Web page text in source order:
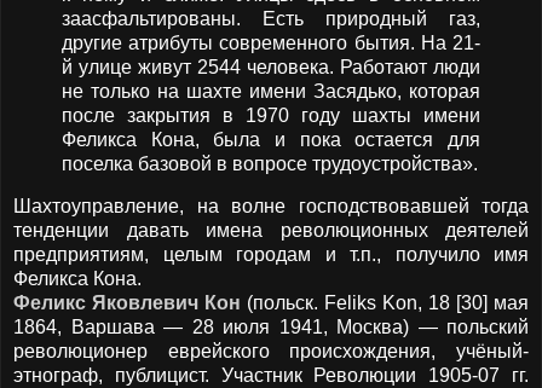
заасфальтированы. Есть природный газ,
другие атрибуты современного бытия. На 21-
й улице живут 2544 человека. Работают люди
не только на шахте имени Засядько, которая
после закрытия в 1970 году шахты имени
Феликса Кона, была и пока остается для
поселка базовой в вопросе трудоустройства».
Шахтоуправление, на волне господствовавшей тогда
тенденции давать имена революционных деятелей
предприятиям, целым городам и т.п., получило имя
Феликса Кона.
Феликс Яковлевич Кон (польск. Feliks Kon, 18 [30] мая
1864, Варшава — 28 июля 1941, Москва) — польский
революционер еврейского происхождения, учёный-
этнограф, публицист. Участник Революции 1905-07 гг.